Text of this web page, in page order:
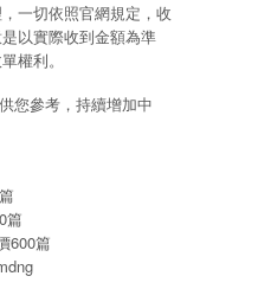
一切依照官網規定，收
以實際收到金額為準
權利。
您參考，持續增加中
篇
600篇